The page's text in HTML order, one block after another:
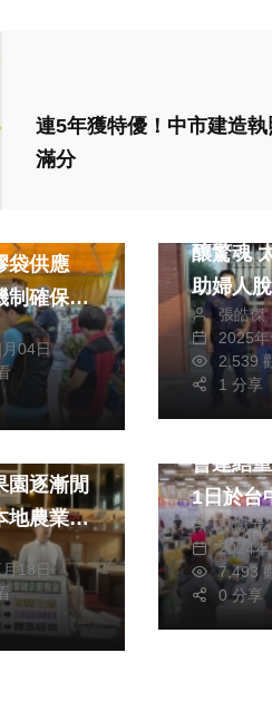
連5年獲特優！中市建造
滿分
袋供應
制確保穩
04日
釀驚魂 太平警入山
助婦人
張皓傑
2025
2,539
1 分享
園逐漸閒
地農業生
等要求在
山區果樹
轉型成
18日
財經及消費
會連結重
1日於台
慧」登場
林獻元
2024
7,493
0 分享